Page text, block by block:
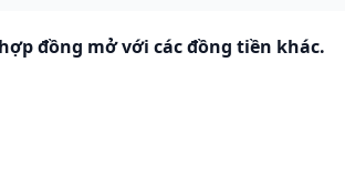
đồng mở với các đồng tiền khác.